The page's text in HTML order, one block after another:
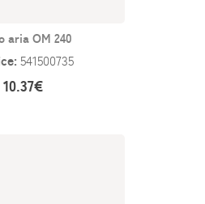
aria OM 240
541500735
10.37€